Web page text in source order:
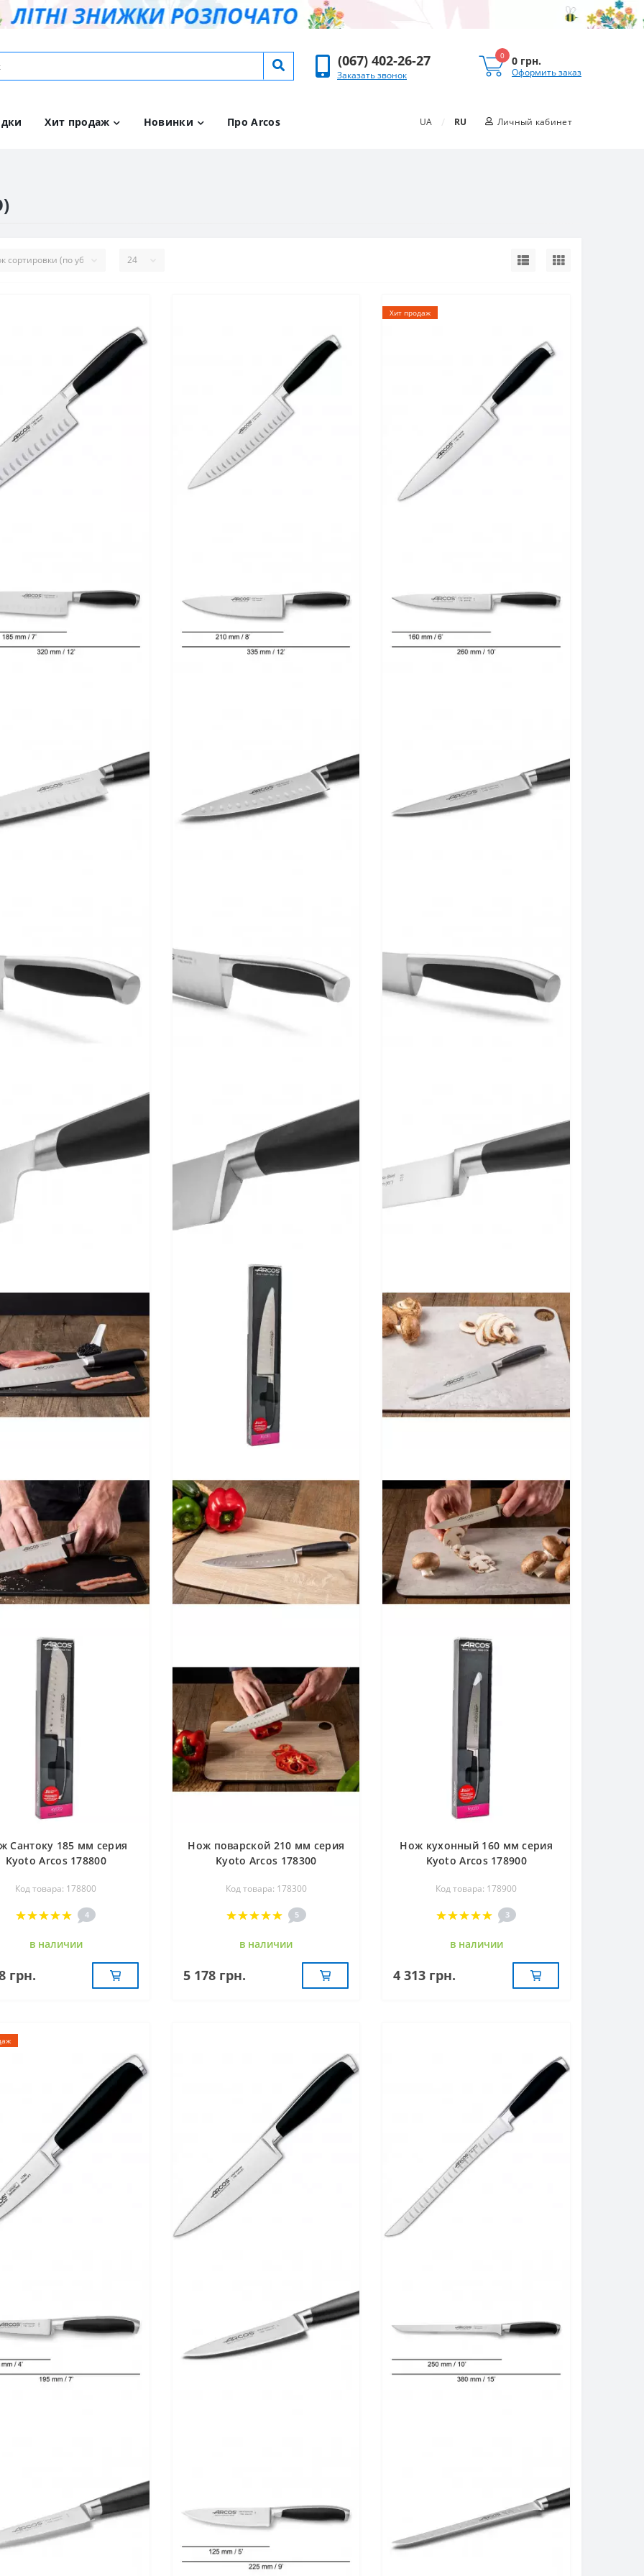
(067) 402-26-27
Заказать звонок
0 0 грн.
Оформить заказ
Хит продаж Новинки Про Arcos UA / RU Личный кабинет
Сантоку 185 мм серия
Kyoto Arcos 178800
Код товара: 178800
4
в наличии
грн.
Нож поварской 210 мм серия
Kyoto Arcos 178300
Код товара: 178300
5
в наличии
5 178 грн.
Хит продаж
Нож кухонный 160 мм серия
Kyoto Arcos 178900
Код товара: 178900
3
в наличии
4 313 грн.